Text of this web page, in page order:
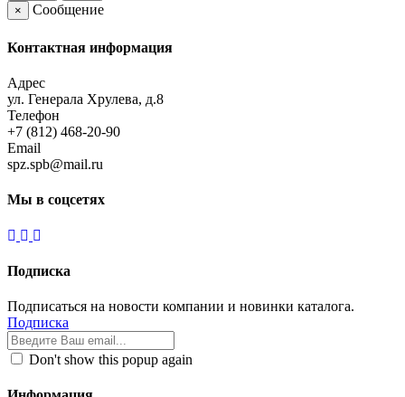
×
Сообщение
Контактная информация
Адрес
ул. Генерала Хрулева, д.8
Телефон
+7 (812) 468-20-90
Email
spz.spb@mail.ru
Мы в соцсетях
Подписка
Подписаться на новости компании и новинки каталога.
Подписка
Don't show this popup again